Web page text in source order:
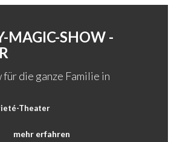
MAGIC-SHOW -
die ganze Familie in
Theater
mehr erfahren